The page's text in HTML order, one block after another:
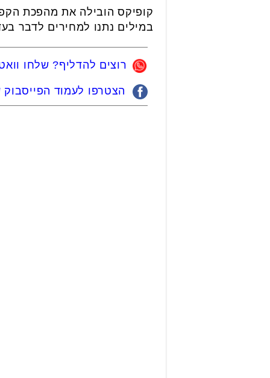
קופיקס הובילה את מהפכת
במילים נתנו למחירים לדבר
רוצים להדליף? שלחו
הצטרפו לעמוד הפייסבוק